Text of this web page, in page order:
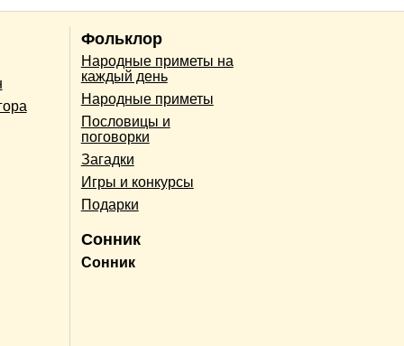
Фольклор
Народные приметы на
каждый день
Народные приметы
Пословицы и
поговорки
Загадки
Игры и конкурсы
Подарки
Сонник
Сонник